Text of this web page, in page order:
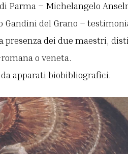
Parma – Michelangelo
Gandini del Grano –
presenza dei due maestri,
o veneta.
apparati biobibliografici.